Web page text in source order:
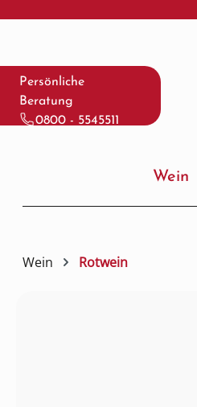
Hauptinhalt springen
Zur Suche springen
Zur Hauptnavigation springen
Persönliche
Beratung
0800 - 5545511
Wein
Wein Rotwein